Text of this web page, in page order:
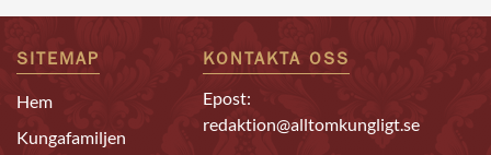
SITEMAP
Hem
Kungafamiljen
KONTAKTA OSS
Epost:
redaktion@alltomkungligt.se